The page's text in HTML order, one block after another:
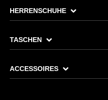
HERRENSCHUHE
TASCHEN
ACCESSOIRES